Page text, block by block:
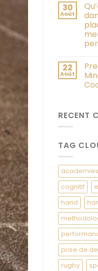
30
Août
22
Août
RECENT
TAG
academies
cognitif
hand
prise de
rugby